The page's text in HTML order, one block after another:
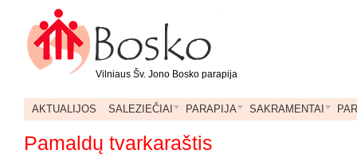
Vilniaus Šv. Jono Bosko parapija
AKTUALIJOS SALEZIEČIAI PARAPIJA SAKRAMENTAI
Pamaldų tvarkaraštis